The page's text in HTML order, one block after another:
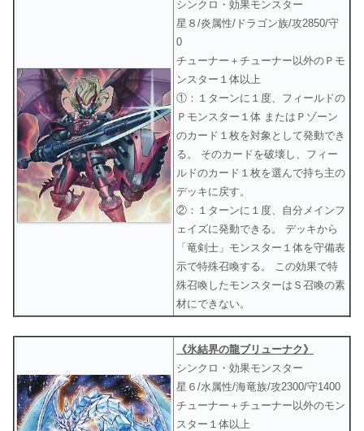
シンクロ・効果モンスター
星８/炎属性/ドラゴン族/攻2850/守
0
チューナー＋チューナー以外のＰモ
ンスター１体以上
①：１ターンに１度、フィールドの
Ｐモンスター１体 またはＰゾーン
のカード１枚を対象として発動でき
る。 そのカードを破壊し、フィー
ルドのカード１枚を選んで持ち主の
デッキに戻す。
②：１ターンに１度、自分メインフ
ェイズに発動できる。 デッキから
「竜剣士」モンスター１体を守備表
示で特殊召喚する。 この効果で特
殊召喚したモンスターはＳ召喚の素
材にできない。
《氷結界の龍ブリューナク》
シンクロ・効果モンスター
星６/水属性/海竜族/攻2300/守1400
チューナー＋チューナー以外のモン
スター１体以上